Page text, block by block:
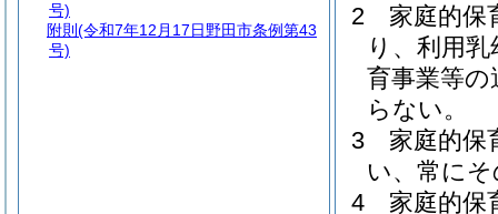
2
家庭的保
り、利用
育事業等
らない。
3
家庭的保
い、常に
4
家庭的保
号)
附則 (令和7年12月17日野田市条例第43
号)